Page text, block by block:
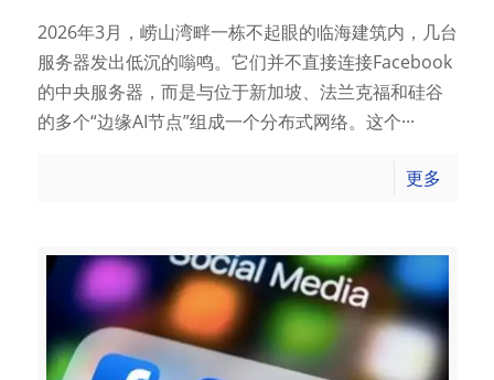
​2026年3月，崂山湾畔一栋不起眼的临海建筑内，几台
服务器发出低沉的嗡鸣。它们并不直接连接Facebook
的中央服务器，而是与位于新加坡、法兰克福和硅谷
的多个“边缘AI节点”组成一个分布式网络。这个···
更多